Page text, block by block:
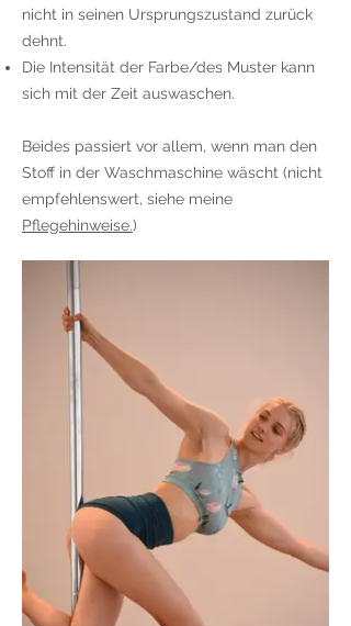
nicht in seinen Ursprungszustand zurück
dehnt.
Die Intensität der Farbe/des Muster kann
sich mit der Zeit auswaschen.
Beides passiert vor allem, wenn man den
Stoff in der Waschmaschine wäscht (nicht
empfehlenswert, siehe meine
Pflegehinweise.)